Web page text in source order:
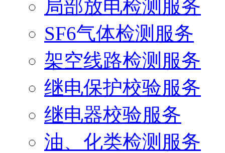
局部放电检测服务
SF6气体检测服务
架空线路检测服务
继电保护校验服务
继电器校验服务
油、化类检测服务